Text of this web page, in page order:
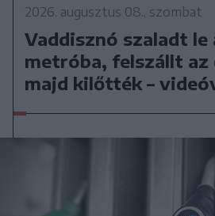
2026. augusztus 08., szombat
Vaddisznó szaladt le
metróba, felszállt az
majd kilőtték –